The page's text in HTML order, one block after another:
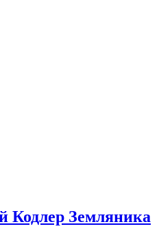
Кодлер Земляника